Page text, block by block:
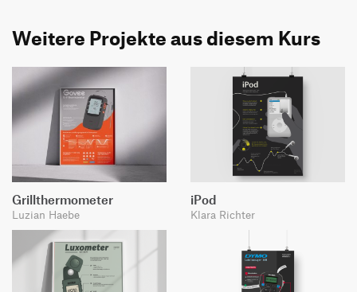
Weitere Projekte aus diesem Kurs
Grillthermometer
Luzian Haebe
iPod
Klara Richter